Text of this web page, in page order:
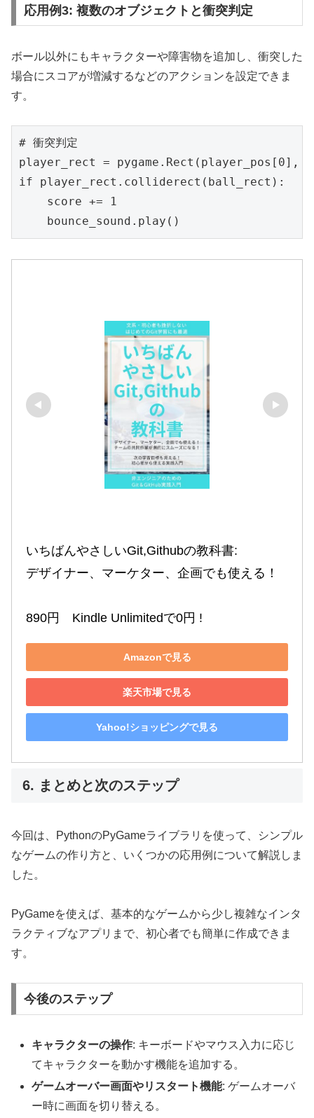
応用例3: 複数のオブジェクトと衝突判定
ボール以外にもキャラクターや障害物を追加し、衝突した
場合にスコアが増減するなどのアクションを設定できま
す。
# 衝突判定
player_rect =
if player_rect.colliderect(ball_rect):
    score += 1
    bounce_sound.play()
いちばんやさしいGit,Githubの教科書:
デザイナー、マーケター、企画でも使える！
890円　Kindle Unlimitedで0円 !
Amazonで見る
楽天市場で見る
Yahoo!ショッピングで見る
6. まとめと次のステップ
今回は、PythonのPyGameライブラリを使って、シンプル
なゲームの作り方と、いくつかの応用例について解説しま
した。
PyGameを使えば、基本的なゲームから少し複雑なインタ
ラクティブなアプリまで、初心者でも簡単に作成できま
す。
今後のステップ
キャラクターの操作: キーボードやマウス入力に応じ
てキャラクターを動かす機能を追加する。
ゲームオーバー画面やリスタート機能: ゲームオーバ
ー時に画面を切り替える。